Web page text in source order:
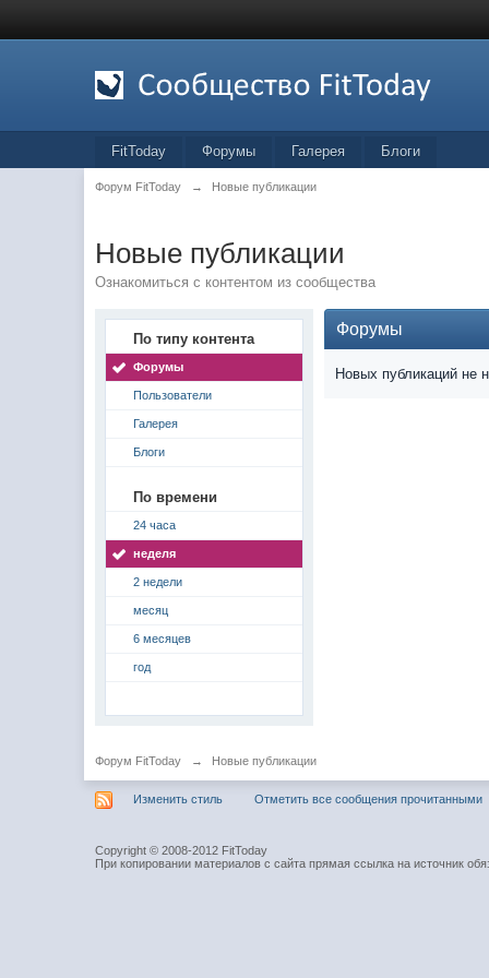
FitToday Форумы Галерея Блоги
Форум FitToday → Новые публикации
Новые публикации
Ознакомиться с контентом из сообщества
По типу контента
Форумы
Пользователи
Галерея
Блоги
По времени
24 часа
неделя
2 недели
месяц
6 месяцев
год
Форумы
Новых публикаций не
Форум FitToday → Новые публикации
Изменить стиль Отметить все сообщения прочитанными
Copyright © 2008-2012 FitToday
При копировании материалов с сайта прямая ссылка на источник